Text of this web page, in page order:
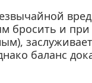
бросить и
баланс